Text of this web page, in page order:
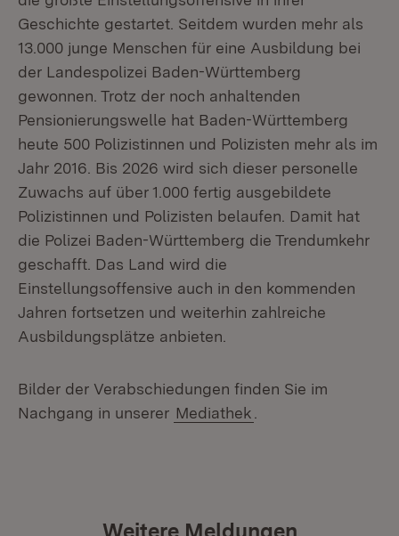
Geschichte gestartet. Seitdem wurden mehr als
13.000 junge Menschen für eine Ausbildung bei
der Landespolizei Baden-Württemberg
gewonnen. Trotz der noch anhaltenden
Pensionierungswelle hat Baden-Württemberg
heute 500 Polizistinnen und Polizisten mehr als im
Jahr 2016. Bis 2026 wird sich dieser personelle
Zuwachs auf über 1.000 fertig ausgebildete
Polizistinnen und Polizisten belaufen. Damit hat
die Polizei Baden-Württemberg die Trendumkehr
geschafft. Das Land wird die
Einstellungsoffensive auch in den kommenden
Jahren fortsetzen und weiterhin zahlreiche
Ausbildungsplätze anbieten.
Bilder der Verabschiedungen finden Sie im
Nachgang in unserer Mediathek